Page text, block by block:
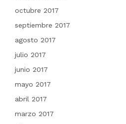
octubre 2017
septiembre 2017
agosto 2017
julio 2017
junio 2017
mayo 2017
abril 2017
marzo 2017